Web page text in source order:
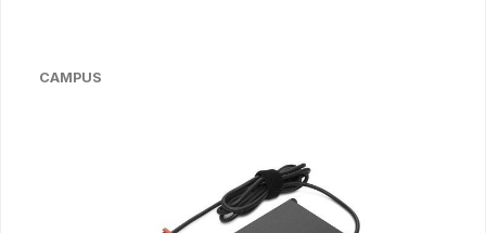
CAMPUS